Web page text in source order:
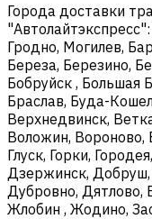
Города доставки
Гродно, Могилев,
Береза, Березино,
Бобруйск , Большая
Браслав, Буда-
Верхнедвинск,
Воложин, Вороново,
Глуск, Горки,
Дзержинск,
Дубровно, Дятлово,
Жлобин , Жодино,